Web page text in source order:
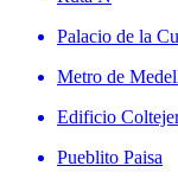
Palacio de la
Metro de
Edificio
Pueblito Paisa